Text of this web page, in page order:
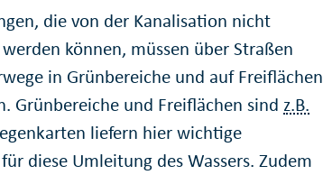
die von der Kanalisation nicht
können, müssen über Straßen
in Grünbereiche und auf Freiflächen
Grünbereiche und Freiflächen sind z.B.
liefern hier wichtige
diese Umleitung des Wassers. Zudem